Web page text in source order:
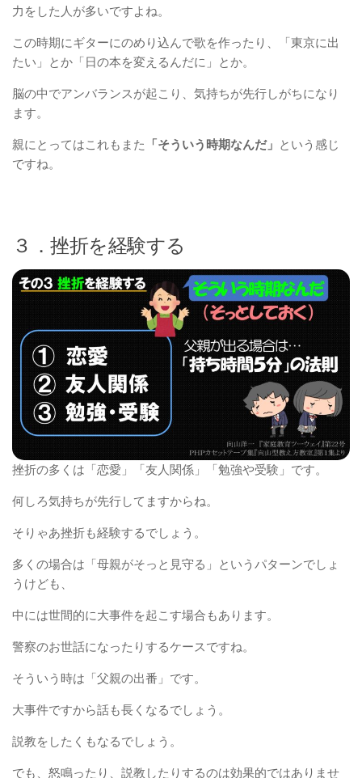
力をした人が多いですよね。
この時期にギターにのめり込んで歌を作ったり、「東京に出
たい」とか「日の本を変えるんだに」とか。
脳の中でアンバランスが起こり、気持ちが先行しがちになり
ます。
親にとってはこれもまた 「そういう時期なんだ」 という感じ
ですね。
３．挫折を経験する
挫折の多くは「恋愛」「友人関係」「勉強や受験」です。
何しろ気持ちが先行してますからね。
そりゃあ挫折も経験するでしょう。
多くの場合は「母親がそっと見守る」というパターンでしょ
うけども、
中には世間的に大事件を起こす場合もあります。
警察のお世話になったりするケースですね。
そういう時は「父親の出番」です。
大事件ですから話も長くなるでしょう。
説教をしたくもなるでしょう。
でも、怒鳴ったり、説教したりするのは効果的ではありませ